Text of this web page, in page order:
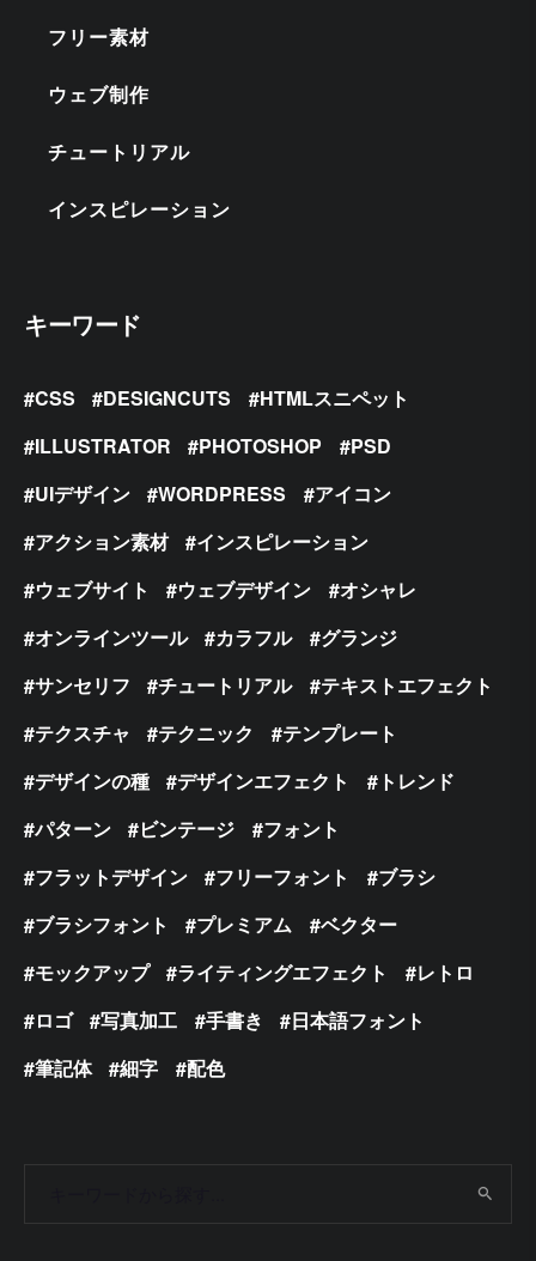
フリー素材
ウェブ制作
チュートリアル
インスピレーション
キーワード
CSS DESIGNCUTS
HTMLスニペット
ILLUSTRATOR
PHOTOSHOP
PSD
UIデザイン
WORDPRESS
アイコン
アクション素材
インスピレーション
ウェブサイト
ウェブデザイン
オシャレ
オンラインツール
カラフル
グランジ
サンセリフ
チュートリアル
テキストエフェクト
テクスチャ
テクニック
テンプレート
デザインの種
デザインエフェクト
トレンド
パターン
ビンテージ
フォント
フラットデザイン
フリーフォント
ブラシ
ブラシフォント
プレミアム
ベクター
モックアップ
ライティングエフェクト
レトロ
ロゴ
写真加工 手書き
日本語フォント
筆記体
細字 配色